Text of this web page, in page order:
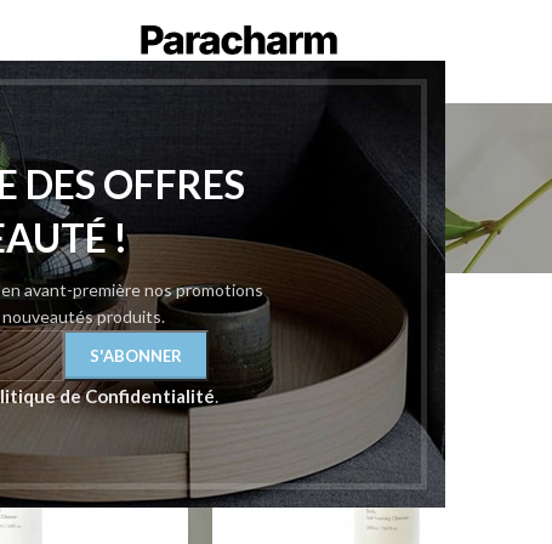
DES OFFRES
!
avant-première nos promotions
produits.
de Confidentialité.
ARCAYA
Afficher 9 12